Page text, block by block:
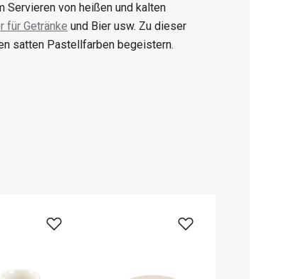
von heißen und kalten
für Getränke und Bier usw. Zu dieser
satten Pastellfarben begeistern.